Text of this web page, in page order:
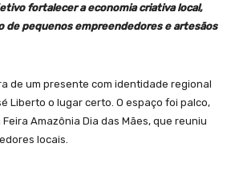
fortalecer a economia criativa local,
de pequenos empreendedores e artesãos
de um presente com identidade regional
Liberto o lugar certo. O espaço foi palco,
Amazônia Dia das Mães, que reuniu
locais.